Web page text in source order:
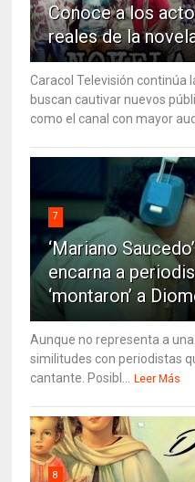
Conoce a los
reales de la
Caracol Televisión continúa
buscan cautivar nuevos
como el canal con mayor
7
‘Mariano
encarna a
‘montaron’ a
Aunque no representa a
similitudes con periodistas
cantante. Posibl...
Leer Más
8